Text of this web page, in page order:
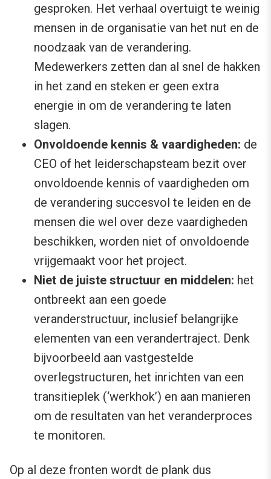
gesproken. Het verhaal overtuigt te weinig
mensen in de organisatie van het nut en de
noodzaak van de verandering.
Medewerkers zetten dan al snel de hakken
in het zand en steken er geen extra
energie in om de verandering te laten
slagen.
Onvoldoende kennis & vaardigheden: de
CEO of het leiderschapsteam bezit over
onvoldoende kennis of vaardigheden om
de verandering succesvol te leiden en de
mensen die wel over deze vaardigheden
beschikken, worden niet of onvoldoende
vrijgemaakt voor het project.
Niet de juiste structuur en middelen: het
ontbreekt aan een goede
veranderstructuur, inclusief belangrijke
elementen van een verandertraject. Denk
bijvoorbeeld aan vastgestelde
overlegstructuren, het inrichten van een
transitieplek (‘werkhok’) en aan manieren
om de resultaten van het veranderproces
te monitoren.
Op al deze fronten wordt de plank dus